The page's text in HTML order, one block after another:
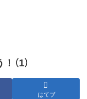
（1）
はてブ